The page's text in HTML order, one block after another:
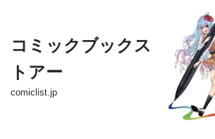
コ
ン
テ
ン
コミックブックス
トアー
comiclist.jp